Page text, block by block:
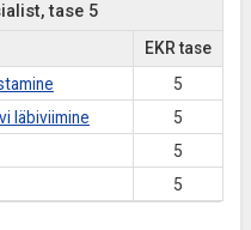
tase 5
EKR tase
5
läbiviimine
5
5
5